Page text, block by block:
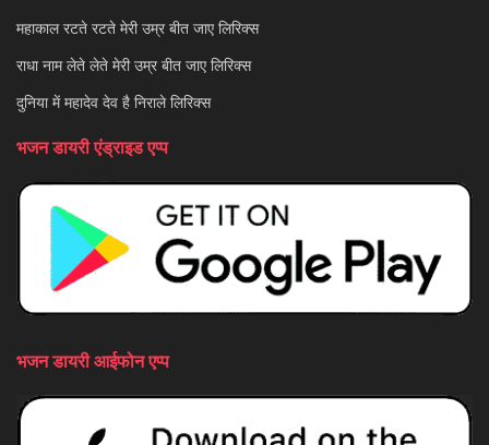
महाकाल रटते रटते मेरी उम्र बीत जाए लिरिक्स
राधा नाम लेते लेते मेरी उम्र बीत जाए लिरिक्स
दुनिया में महादेव देव है निराले लिरिक्स
भजन डायरी एंड्राइड एप्प
भजन डायरी आईफोन एप्प